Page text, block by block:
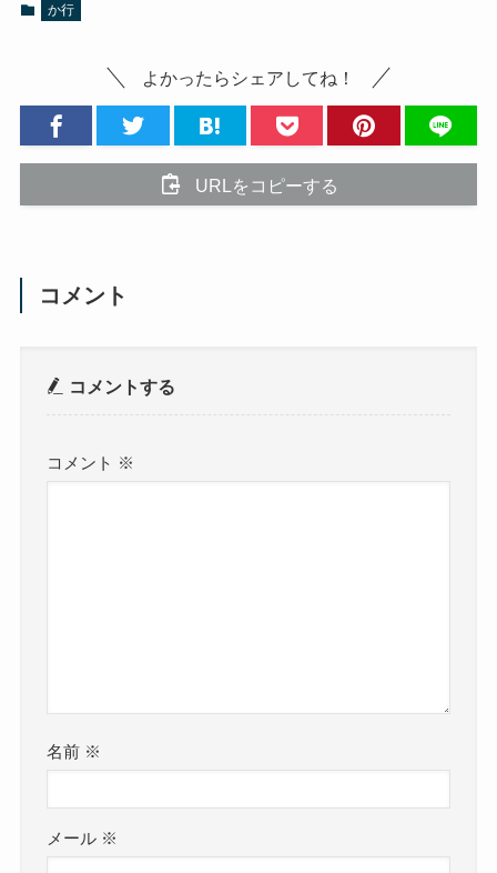
か行
よかったらシェアしてね！
URLをコピーする
コメント
コメントする
コメント ※
名前 ※
メール ※